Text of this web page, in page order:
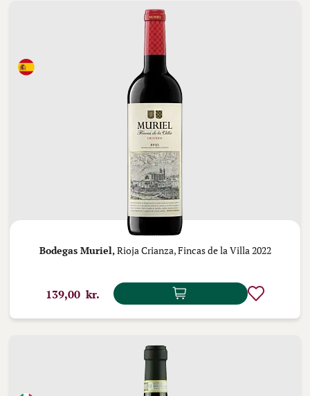
Bodegas Muriel, Rioja Crianza, Fincas de la Villa 2022
139,00 kr.